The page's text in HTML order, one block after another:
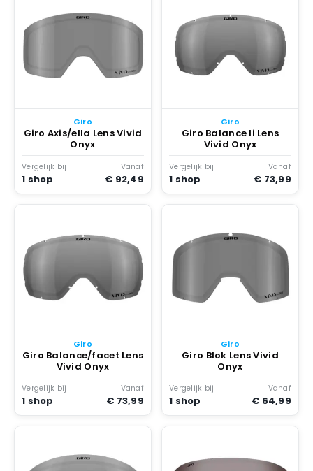
Giro
Giro Axis/ella Lens Vivid
Onyx
Vergelijk bij
1 shop
Vanaf
€ 92,49
Giro
Giro Balance Ii Lens
Vivid Onyx
Vergelijk bij
1 shop
Vanaf
€ 73,99
Giro
Giro Balance/facet Lens
Vivid Onyx
Vergelijk bij
1 shop
Vanaf
€ 73,99
Giro
Giro Blok Lens Vivid
Onyx
Vergelijk bij
1 shop
Vanaf
€ 64,99